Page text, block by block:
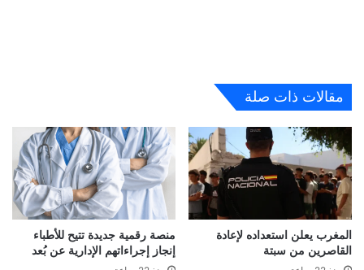
مقالات ذات صلة
المغرب يعلن استعداده لإعادة
القاصرين من سبتة
منصة رقمية جديدة تتيح للأطباء
إنجاز إجراءاتهم الإدارية عن بُعد